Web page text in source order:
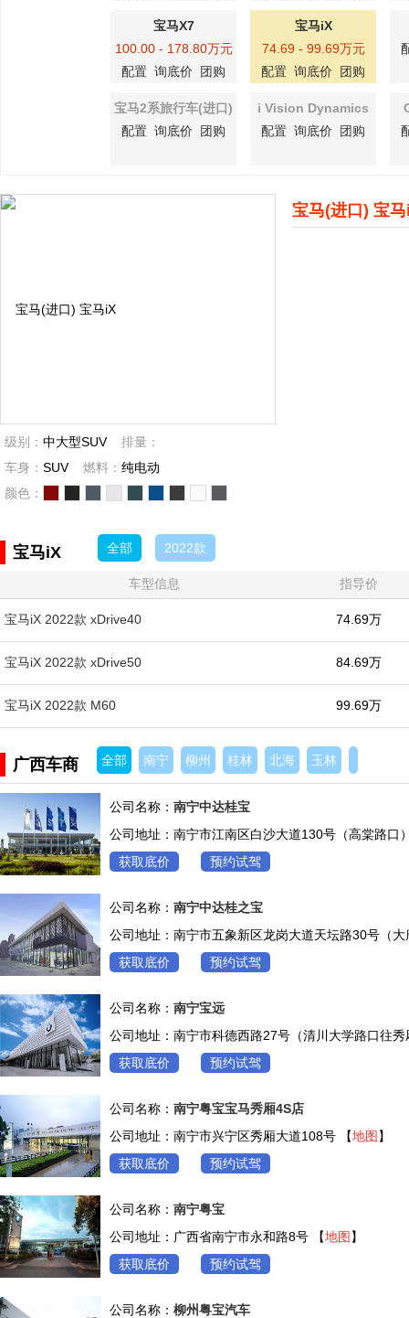
宝马X7
100.00 - 178.80万元
配置 询底价 团购
宝马iX
74.69 - 99.69万元
配置 询底价 团购
宝马2系旅行车(进口)
配置 询底价 团购
i Vision Dynamics
配置 询底价 团购
级别： 中大型SUV 排量：
车身： SUV 燃料： 纯电动
颜色：
宝马(进口) 宝
宝马iX 全部 2022款
车型信息 指导价
宝马iX 2022款 xDrive40 74.69万
宝马iX 2022款 xDrive50 84.69万
宝马iX 2022款 M60 99.69万
广西车商 全部 南宁 柳州 桂林 北海 玉林
公司名称： 南宁中达桂宝
公司地址：南宁市江南区白沙大道130号（高棠路口
获取底价
预约试驾
公司名称： 南宁中达桂之宝
公司地址：南宁市五象新区龙岗大道天坛路30号（
获取底价
预约试驾
公司名称： 南宁宝远
公司地址：南宁市科德西路27号（清川大学路口往
获取底价
预约试驾
公司名称： 南宁粤宝宝马秀厢4S店
公司地址：南宁市兴宁区秀厢大道108号 【地图 】
获取底价
预约试驾
公司名称： 南宁粤宝
公司地址：广西省南宁市永和路8号 【地图 】
获取底价
预约试驾
公司名称： 柳州粤宝汽车